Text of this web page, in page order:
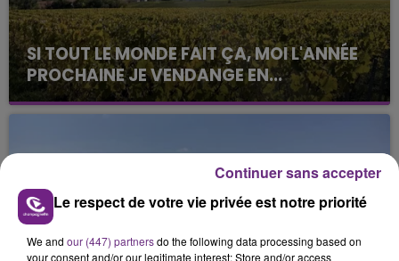
SI TOUT LE MONDE FAIT ÇA, MOI L'ANNÉE
PROCHAINE JE VENDANGE EN...
La vendange en Champagne a débuté ce jeudi 6
août dans la commune de Montgueux (Aube). Du
Le respect de votre vie privée est notre priorité
We and our (447) partnersdo the following data processing based on
your consent and/or our legitimate interest: Store and/or access
Continuer sans accepter